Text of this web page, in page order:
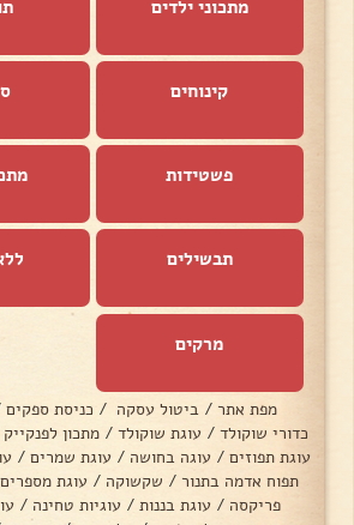
מתכוני ילדים
קינוחים
פשטידות
תבשילים
מרקים
מפת אתר / ביטול עסקה / כניסת ספקים
כדורי שוקולד / עוגת שוקולד / מתכון לפנקייק
עוגת תפוזים / עוגה בחושה / עוגת שמרים /
תפוח אדמה בתנור / שקשוקה / עוגת מספרים
פריקסה / עוגת בננות / עוגיות טחינה /